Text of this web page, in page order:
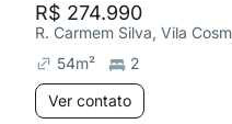
R$ 274.990
R. Carmem Silva, Vila
54m²
2
Ver contato